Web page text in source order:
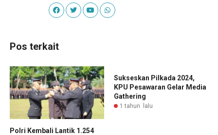
Pos terkait
Polri Kembali Lantik 1.254
Sukseskan Pilkada 2024,
KPU Pesawaran Gelar Media
Gathering
1 tahun lalu